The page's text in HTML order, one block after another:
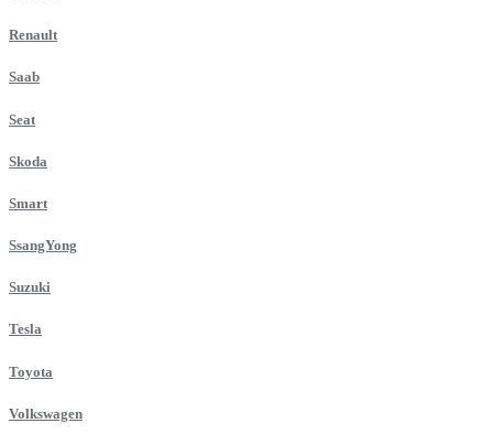
Renault
Saab
Seat
Skoda
Smart
SsangYong
Suzuki
Tesla
Toyota
Volkswagen